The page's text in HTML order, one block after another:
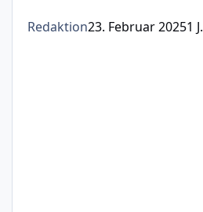
Redaktion23. Februar 20251 J.